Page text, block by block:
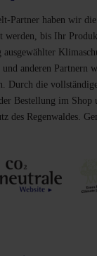
Partner haben wir die
werden, bis Ihr
anderen Partnern
Durch die
Bestellung im Shop
des Regenwaldes.